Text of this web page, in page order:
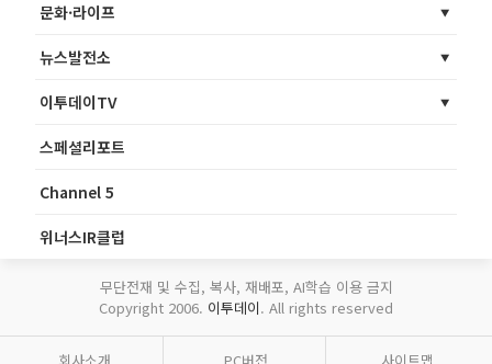
문화·라이프
뉴스발전소
이투데이TV
스페셜리포트
Channel 5
위너스IR클럽
무단전재 및 수집, 복사, 재배포, AI학습 이용 금지
Copyright 2006. 이투데이. All rights reserved